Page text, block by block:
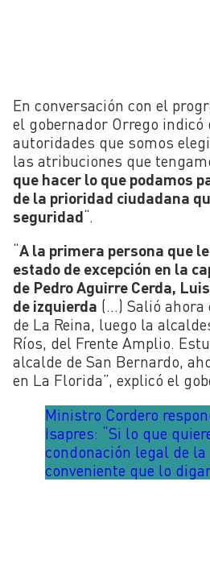
En conversación con el
el gobernador Orrego indicó
autoridades que somos
las atribuciones que
que hacer lo que podamos
de la prioridad ciudadana
seguridad“.
“A la primera persona que
estado de excepción en la
de Pedro Aguirre Cerda,
de izquierda (…) Salió ahora
de La Reina, luego la
Ríos, del Frente Amplio.
alcalde de San Bernardo,
en La Florida”, explicó el
Ministro Cordero
Isapres: “Si lo que
condonación legal de la
conveniente que lo